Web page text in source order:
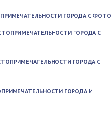
ГОРОДА С ФОТО
ГОРОДА С
ГОРОДА С
ГОРОДА И